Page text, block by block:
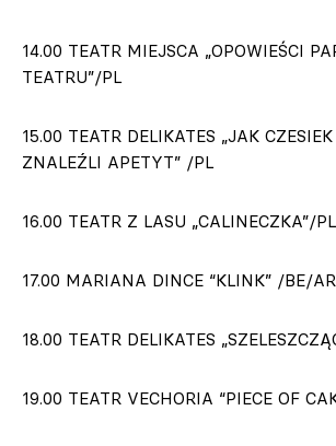
14.00 TEATR MIEJSCA „OPOWIEŚCI
TEATRU”/PL
15.00 TEATR DELIKATES „JAK
ZNALEŹLI APETYT” /PL
16.00 TEATR Z LASU „CALINECZKA”/PL
17.00 MARIANA DINCE “KLINK” /BE/AR
18.00 TEATR DELIKATES
19.00 TEATR VECHORIA “PIECE OF